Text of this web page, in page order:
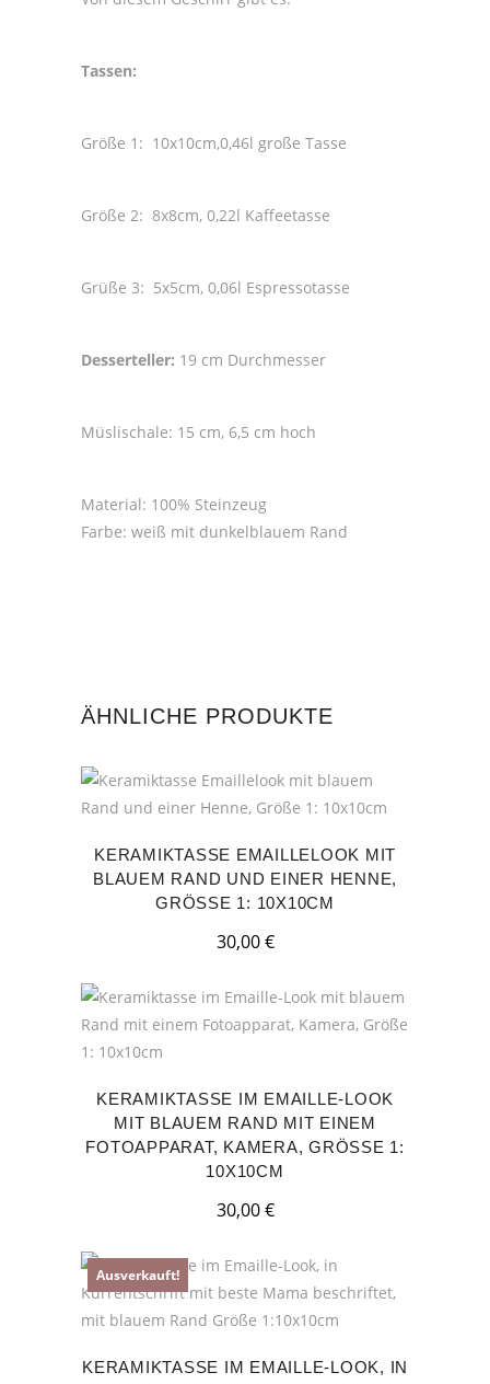
Tassen:
Größe 1: 10x10cm,0,46l große Tasse
Größe 2: 8x8cm, 0,22l Kaffeetasse
Grüße 3: 5x5cm, 0,06l Espressotasse
Desserteller: 19 cm Durchmesser
Müslischale: 15 cm, 6,5 cm hoch
Material: 100% Steinzeug
Farbe: weiß mit dunkelblauem Rand
ÄHNLICHE PRODUKTE
KERAMIKTASSE EMAILLELOOK MIT
BLAUEM RAND UND EINER HENNE,
GRÖSSE 1: 10X10CM
30,00€
KERAMIKTASSE IM EMAILLE-LOOK
MIT BLAUEM RAND MIT EINEM
FOTOAPPARAT, KAMERA, GRÖSSE 1: 1
0X10CM
30,00€
Ausverkauft!
KERAMIKTASSE IM EMAILLE-LOOK, IN